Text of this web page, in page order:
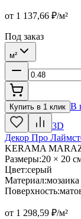
от 1 137,66 ₽/м²
Под заказ
м²
Купить в 1 клик В
3D
Декор Про
KERAMA
Размеры:20 × 20
Цвет:серый
Материал:мозаика
Поверхность:
от 1 298,59 ₽/м²